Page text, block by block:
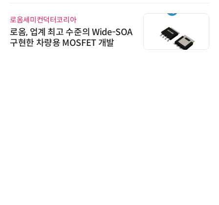
로옴세미컨덕터코리아
로옴, 업계 최고 수준의 Wide-SOA
구현한 차량용 MOSFET 개발